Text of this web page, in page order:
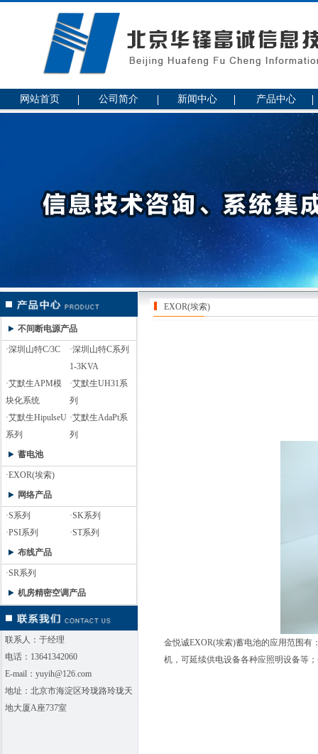
网站首页 公司简介 新闻中心 产品中心
不间断电源产品
·深圳山特C/3C
·深圳山特C系列
1-3KVA
·艾默生APM模
块化系统
·艾默生UH31系
列
·艾默生HipulseU
系列
·艾默生AdaPt系
列
蓄电池
·EXOR(埃索)
网络产品
·S系列
·SK系列
·PSI系列
·ST系列
布线产品
·SR系列
机房精密空调产品
联系人：于经理
电话：13641342060
E-mail：yuyih@126.com
地址：北京市海淀区玲珑路玲珑天
地大厦A座737室
EXOR(埃索)
金悦诚EXOR(埃索)蓄电池的应用范围有
机，可延续供电设备各种应照明设备等